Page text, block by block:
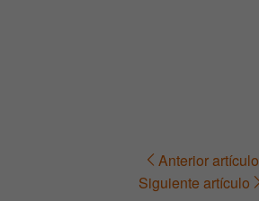
Navegación Anterior artículo
Siguiente artículo